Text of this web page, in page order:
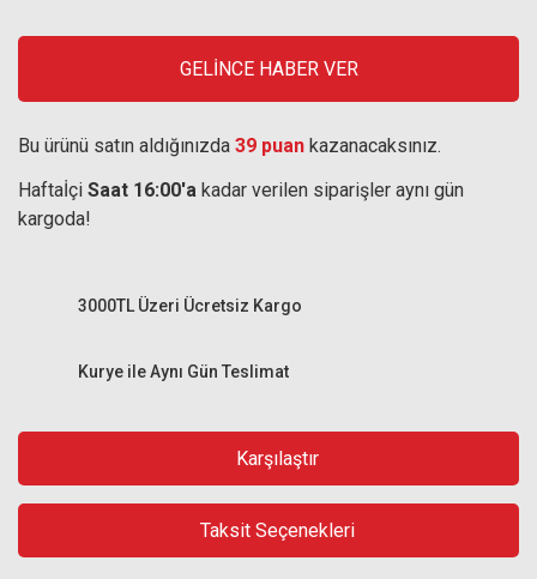
GELİNCE HABER VER
Bu ürünü satın aldığınızda 39 puan kazanacaksınız.
Haftaİçi Saat 16:00'a kadar verilen siparişler aynı gün
kargoda!
Kurye ile Aynı Gün Teslimat
3000TL Üzeri Ücretsiz Kargo
Karşılaştır
Taksit Seçenekleri